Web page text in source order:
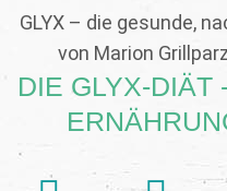
GLYX – die gesunde,
von Marion
DIE GLYX-DIÄT